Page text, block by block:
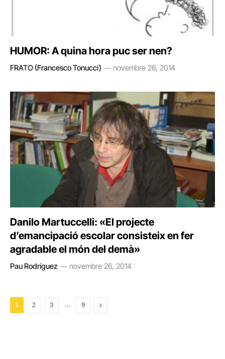
HUMOR: A quina hora puc ser nen?
FRATO (Francesco Tonucci) novembre 26, 2014
Danilo Martuccelli: «El projecte
d’emancipació escolar consisteix en fer
agradable el món del demà»
Pau Rodríguez novembre 26, 2014
1 2 3 … 9 Next